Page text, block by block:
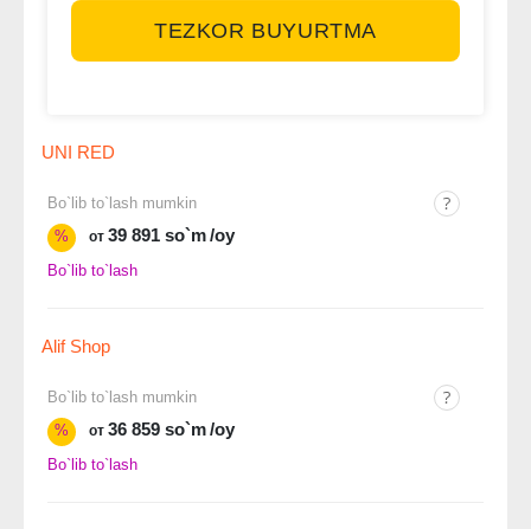
TEZKOR BUYURTMA
UNI RED
Bo`lib to`lash mumkin
%
от 39 891 so`m/oy
Bo`lib to`lash
Alif Shop
Bo`lib to`lash mumkin
%
от 36 859 so`m/oy
Bo`lib to`lash